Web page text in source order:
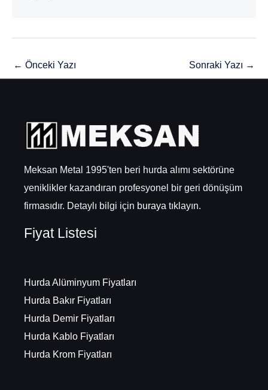
← Önceki Yazı Sonraki Yazı →
Meksan Metal 1995'ten beri hurda alımı sektörüne
yeniklikler kazandıran profesyonel bir geri dönüşüm
firmasıdır. Detaylı bilgi için buraya tıklayın.
Fiyat Listesi
Hurda Alüminyum Fiyatları
Hurda Bakır Fiyatları
Hurda Demir Fiyatları
Hurda Kablo Fiyatları
Hurda Krom Fiyatları